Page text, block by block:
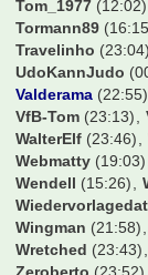
Tom_1977 (12:02)
Tormann89
Travelinho (23:04)
UdoKannJudo
Valderama (22:55)
VfB-Tom (23:13)
WalterElf (23:46)
Webmatty (19:03)
Wendell (15:26)
Wingman (21:58)
Wretched (23:43)